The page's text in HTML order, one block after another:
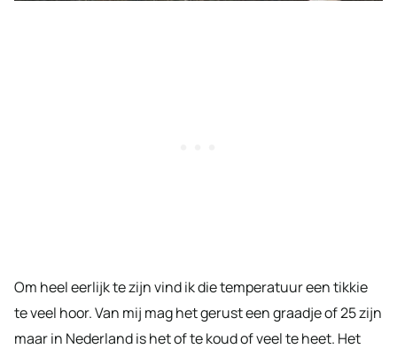
Om heel eerlijk te zijn vind ik die temperatuur een tikkie
te veel hoor. Van mij mag het gerust een graadje of 25 zijn
maar in Nederland is het of te koud of veel te heet. Het